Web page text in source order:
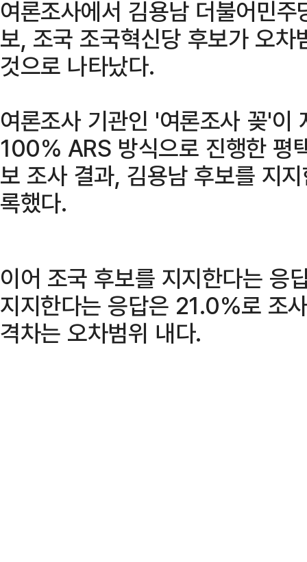
여론조사에서 김용남 더불어민
보, 조국 조국혁신당 후보가 오
것으로 나타났다.
여론조사 기관인 '여론조사 꽂'
100% ARS 방식으로 진행한 평
보 조사 결과, 김용남 후보를 지
록했다.
이어 조국 후보를 지지한다는
지지한다는 응답은 21.0%로 조
격차는 오차범위 내다.